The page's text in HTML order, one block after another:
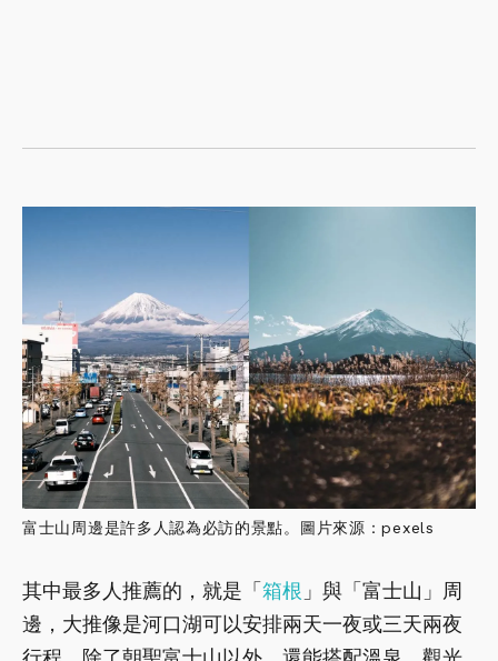
富士山周邊是許多人認為必訪的景點。圖片來源：pexels
其中最多人推薦的，就是「 箱根 」與「富士山」周
邊，大推像是河口湖可以安排兩天一夜或三天兩夜